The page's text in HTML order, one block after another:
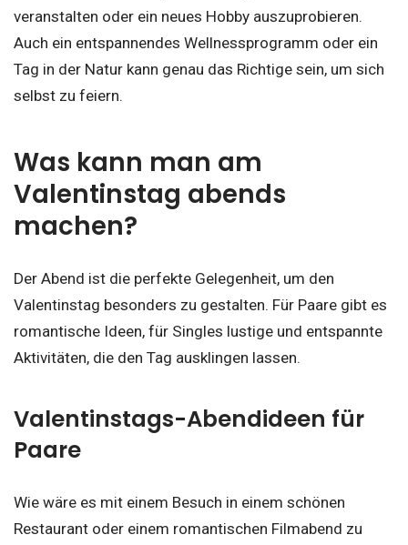
veranstalten oder ein neues Hobby auszuprobieren.
Auch ein entspannendes Wellnessprogramm oder ein
Tag in der Natur kann genau das Richtige sein, um sich
selbst zu feiern.
Was kann man am
Valentinstag abends
machen?
Der Abend ist die perfekte Gelegenheit, um den
Valentinstag besonders zu gestalten. Für Paare gibt es
romantische Ideen, für Singles lustige und entspannte
Aktivitäten, die den Tag ausklingen lassen.
Valentinstags-Abendideen für
Paare
Wie wäre es mit einem Besuch in einem schönen
Restaurant oder einem romantischen Filmabend zu